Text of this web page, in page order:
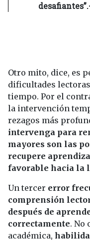
Otro mito, dice, es
dificultades
tiempo. Por el
la intervención
rezagos más
intervenga para
mayores son las
recupere
favorable hacia la
Un tercer error
comprensión
después de
correctamente. No
académica,